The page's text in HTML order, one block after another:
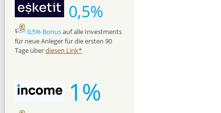
0,5%
0,5% Bonusauf alle Investments
für neue Anleger für die ersten 90
Tage überdiesen Link*
1%